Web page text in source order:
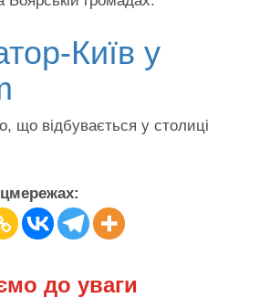
Київ у
що відбувається у столиці
до уваги